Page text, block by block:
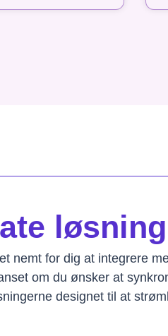
nemt for dig at integrere
om du ønsker at
designet til at